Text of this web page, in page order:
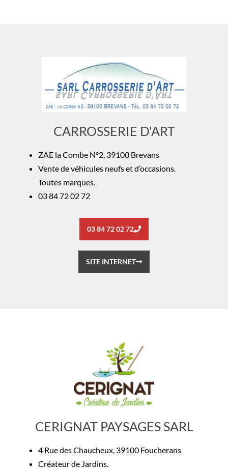
CARROSSERIE D'ART
ZAE la Combe N°2, 39100 Brevans
Vente de véhicules neufs et d’occasions.
Toutes marques.
03 84 72 02 72
03 84 72 02 72
SITE INTERNET
CERIGNAT PAYSAGES SARL
4 Rue des Chaucheux, 39100 Foucherans
Créateur de Jardins.